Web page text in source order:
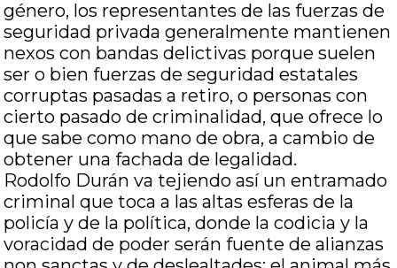
género, los representantes de las fuerzas de
seguridad privada generalmente mantienen
nexos con bandas delictivas porque suelen
ser o bien fuerzas de seguridad estatales
corruptas pasadas a retiro, o personas con
cierto pasado de criminalidad, que ofrece lo
que sabe como mano de obra, a cambio de
obtener una fachada de legalidad.
Rodolfo Durán va tejiendo así un entramado
criminal que toca a las altas esferas de la
policía y de la política, donde la codicia y la
voracidad de poder serán fuente de alianzas